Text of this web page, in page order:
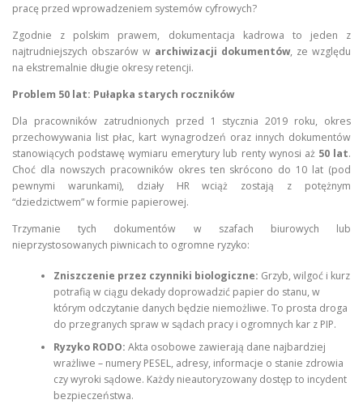
pracę przed wprowadzeniem systemów cyfrowych?
Zgodnie z polskim prawem, dokumentacja kadrowa to jeden z
najtrudniejszych obszarów w archiwizacji dokumentów, ze względu
na ekstremalnie długie okresy retencji.
Problem 50 lat: Pułapka starych roczników
Dla pracowników zatrudnionych przed 1 stycznia 2019 roku, okres
przechowywania list płac, kart wynagrodzeń oraz innych dokumentów
stanowiących podstawę wymiaru emerytury lub renty wynosi aż 50 lat.
Choć dla nowszych pracowników okres ten skrócono do 10 lat (pod
pewnymi warunkami), działy HR wciąż zostają z potężnym
“dziedzictwem” w formie papierowej.
Trzymanie tych dokumentów w szafach biurowych lub
nieprzystosowanych piwnicach to ogromne ryzyko:
Zniszczenie przez czynniki biologiczne: Grzyb, wilgoć i kurz
potrafią w ciągu dekady doprowadzić papier do stanu, w
którym odczytanie danych będzie niemożliwe. To prosta droga
do przegranych spraw w sądach pracy i ogromnych kar z PIP.
Ryzyko RODO: Akta osobowe zawierają dane najbardziej
wrażliwe – numery PESEL, adresy, informacje o stanie zdrowia
czy wyroki sądowe. Każdy nieautoryzowany dostęp to incydent
bezpieczeństwa.